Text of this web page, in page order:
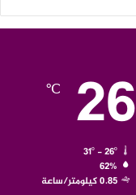
26
℃
31º - 26º
62%
0.85 كيلومتر/ساعة